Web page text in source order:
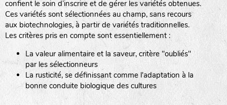
confient le soin d’inscrire et de gérer les variétés obtenues.
Ces variétés sont sélectionnées au champ, sans recours
aux biotechnologies, à partir de variétés traditionnelles.
Les critères pris en compte sont essentiellement :
La valeur alimentaire et la saveur, critère "oubliés"
par les sélectionneurs
La rusticité, se définissant comme l'adaptation à la
bonne conduite biologique des cultures
www.grainesdelpais.com
JARDIN EN’VIE (JEV)
LA BOITE A GRAINES (LBAG)
Légumes racines
Plantes aromatiques